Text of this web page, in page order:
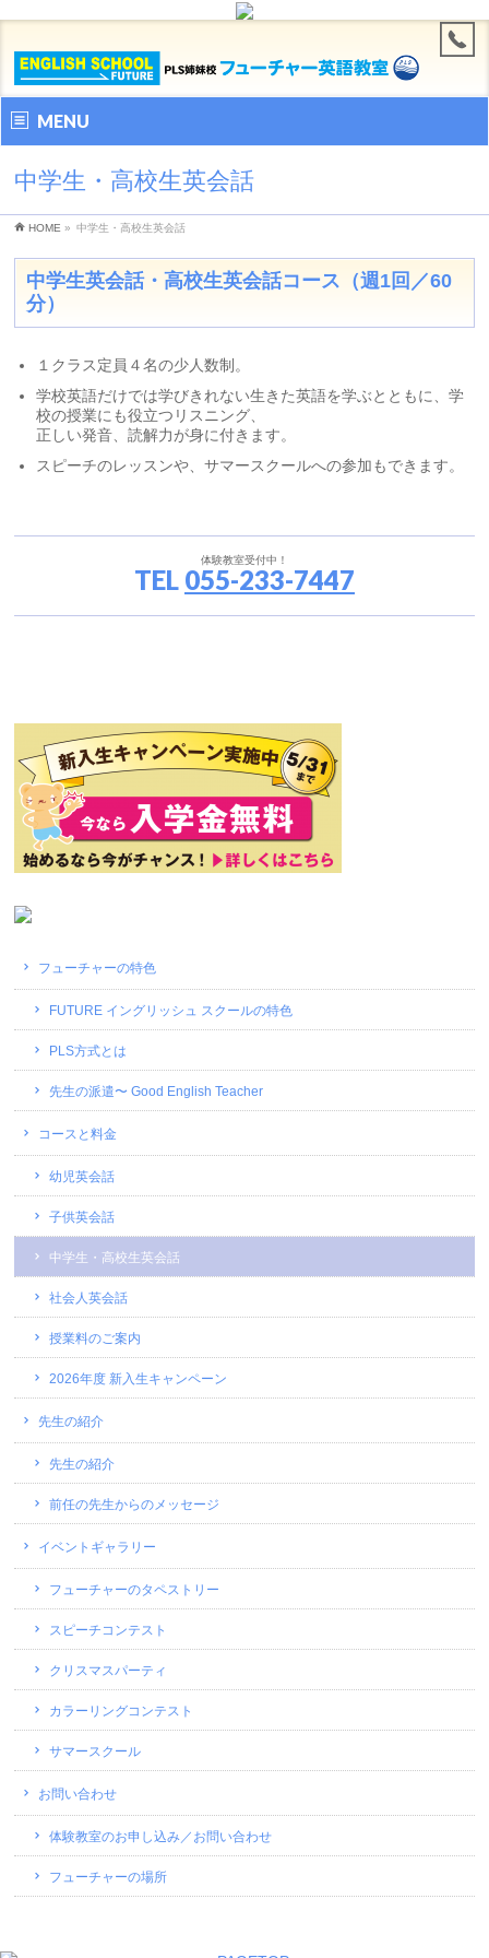
MENU
中学生・高校生英会話
HOME » 中学生・高校生英会話
中学生英会話・高校生英会話コース（週1回／60
分）
１クラス定員４名の少人数制。
学校英語だけでは学びきれない生きた英語を学ぶとともに、学
校の授業にも役立つリスニング、
正しい発音、読解力が身に付きます。
スピーチのレッスンや、サマースクールへの参加もできます。
体験教室受付中！
TEL 055-233-7447
フューチャーの特色
FUTURE イングリッシュ スクールの特色
PLS方式とは
先生の派遣〜 Good English Teacher
コースと料金
幼児英会話
子供英会話
中学生・高校生英会話
社会人英会話
授業料のご案内
2026年度 新入生キャンペーン
先生の紹介
先生の紹介
前任の先生からのメッセージ
イベントギャラリー
フューチャーのタペストリー
スピーチコンテスト
クリスマスパーティ
カラーリングコンテスト
サマースクール
お問い合わせ
体験教室のお申し込み／お問い合わせ
フューチャーの場所